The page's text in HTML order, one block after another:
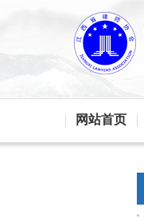
网站首页